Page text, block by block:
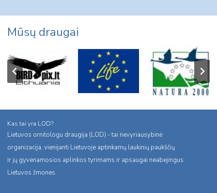
Mūsų draugai
Kas tai yra LOD?
Lietuvos ornitologu draugija (LOD) - tai nevyriausybinė
organizacija, vienijanti Lietuvoje aptinkamų laukinių paukščių
ir jų gyvenamosios aplinkos tyrimams ir apsaugai neabejingus
Lietuvos žmones.